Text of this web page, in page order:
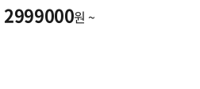
2999000원 ~